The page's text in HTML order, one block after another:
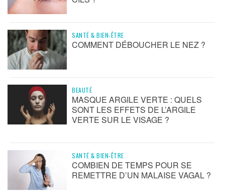
SANTÉ & BIEN-ÊTRE
COMMENT DÉBOUCHER LE NEZ ?
BEAUTÉ
MASQUE ARGILE VERTE : QUELS
SONT LES EFFETS DE L’ARGILE
VERTE SUR LE VISAGE ?
SANTÉ & BIEN-ÊTRE
COMBIEN DE TEMPS POUR SE
REMETTRE D’UN MALAISE VAGAL ?